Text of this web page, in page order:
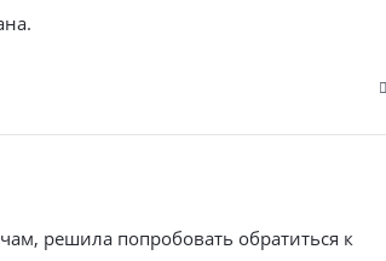
решила попробовать обратиться к